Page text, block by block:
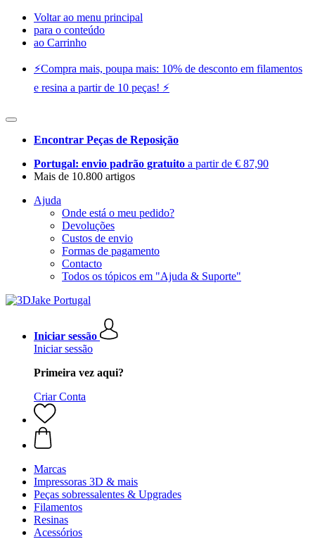
Voltar ao menu principal
para o conteúdo
ao Carrinho
⚡️Compra mais, poupa mais: 10% de desconto em filamentos
e resina a partir de 10 peças! ⚡️
Encontrar Peças de Reposição
Portugal: envio padrão gratuito a partir de € 87,90
Mais de 10.800 artigos
Ajuda
Onde está o meu pedido?
Devoluções
Custos de envio
Formas de pagamento
Contacto
Todos os tópicos em "Ajuda & Suporte"
Iniciar sessão
Iniciar sessão
Primeira vez aqui?
Criar Conta
Marcas
Impressoras 3D & mais
Peças sobressalentes & Upgrades
Filamentos
Resinas
Acessórios